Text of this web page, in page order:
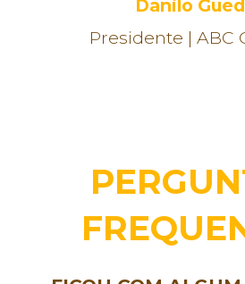
Danilo
Presidente | ABC